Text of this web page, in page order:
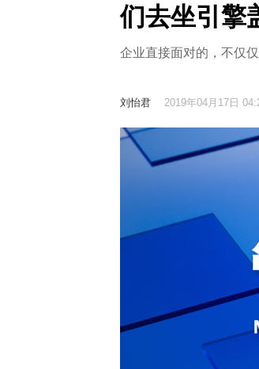
们去坐引擎
企业直接面对的，不仅
刘怡君 2019年04月17日